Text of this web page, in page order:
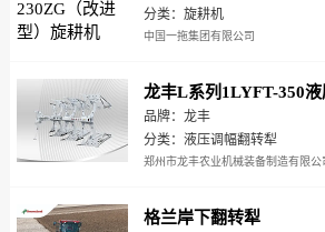
分类：旋耕机
中国一拖集团有限公司
龙丰L系列1LYFT-350
品牌：龙丰
分类：液压调幅翻转犁
郑州市龙丰农业机械装备制造有限公
格兰岸下翻转犁